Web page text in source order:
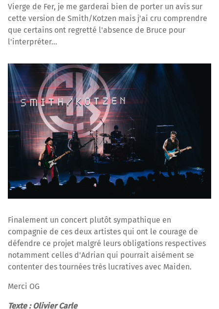
Vierge de Fer, je me garderai bien de porter un avis sur
cette version de Smith/Kotzen mais j'ai cru comprendre
que certains ont regretté l'absence de Bruce pour
l'interpréter...
Finalement un concert plutôt sympathique en
compagnie de ces deux artistes qui ont le courage de
défendre ce projet malgré leurs obligations respectives
notamment celles d'Adrian qui pourrait aisément se
contenter des tournées très lucratives avec Maiden.
Merci OG
Texte : Olivier Carle